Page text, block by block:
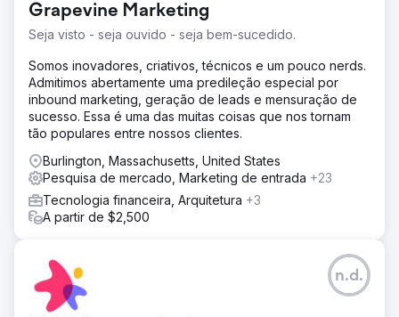
Grapevine Marketing
Seja visto - seja ouvido - seja bem-sucedido.
Somos inovadores, criativos, técnicos e um pouco nerds.
Admitimos abertamente uma predileção especial por
inbound marketing, geração de leads e mensuração de
sucesso. Essa é uma das muitas coisas que nos tornam
tão populares entre nossos clientes.
Burlington, Massachusetts, United States
Pesquisa de mercado, Marketing de entrada +23
Tecnologia financeira, Arquitetura +3
A partir de $2,500
n.d.